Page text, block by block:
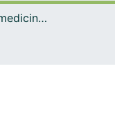
tot el DD
Bioquímica i Biomedicina Molecular